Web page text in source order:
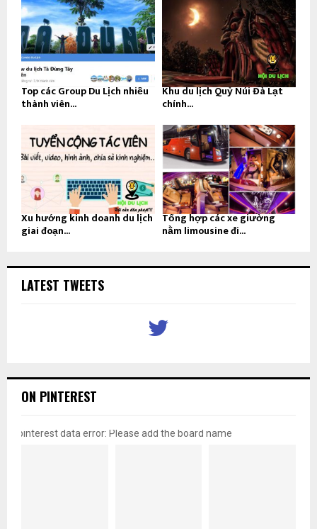
Top các Group Du Lịch nhiều
thành viên...
Khu du lịch Quỷ Núi Đà Lạt
chính...
Xu hướng kinh doanh du lịch
giai đoạn...
Tổng hợp các xe giường
nằm limousine đi...
LATEST TWEETS
ON PINTEREST
pinterest data error: Please add the board name